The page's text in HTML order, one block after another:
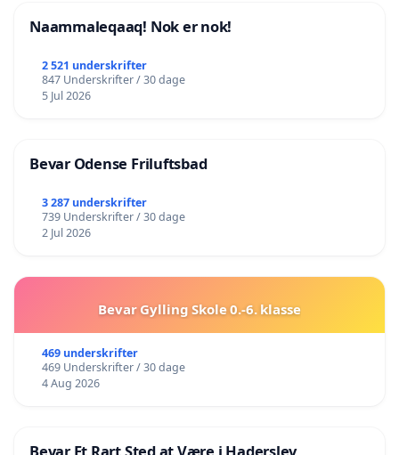
Naammaleqaaq! Nok er nok!
2 521 underskrifter
847 Underskrifter / 30 dage
5 Jul 2026
Bevar Odense Friluftsbad
3 287 underskrifter
739 Underskrifter / 30 dage
2 Jul 2026
Bevar Gylling Skole 0.-6. klasse
469 underskrifter
469 Underskrifter / 30 dage
4 Aug 2026
Bevar Et Rart Sted at Være i Haderslev